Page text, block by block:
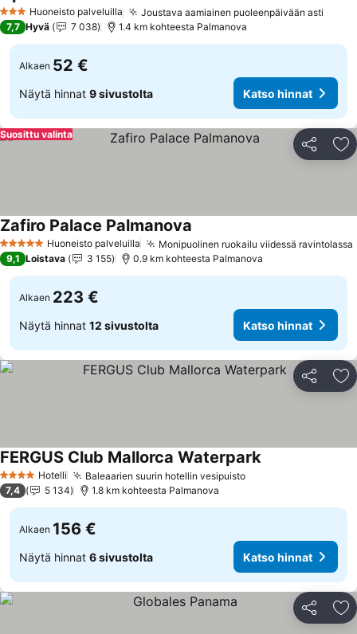
3 Tähtiluokitus
Huoneisto palveluilla Joustava aamiainen puoleenpäivään asti
7,7 Hyvä 7 038 1.4 km kohteesta Palmanova
Alkaen 52 €
Näytä hinnat 9 sivustolta Katso hinnat
Jaa
Suosittu valinta
5 TähtiluokitusHuoneisto palveluilla Monipuolinen ruokailu viidessä ravintolassa
Zafiro Palace Palmanova
9,1 Loistava 3 155 0.9 km kohteesta Palmanova
Alkaen 223 €
Näytä hinnat 12 sivustolta Katso hinnat
Jaa
4 Tähtiluokitus
Hotelli Baleaarien suurin hotellin vesipuisto
FERGUS Club Mallorca Waterpark
7,4 5 134 1.8 km kohteesta Palmanova
Alkaen 156 €
Näytä hinnat 6 sivustolta Katso hinnat
Jaa